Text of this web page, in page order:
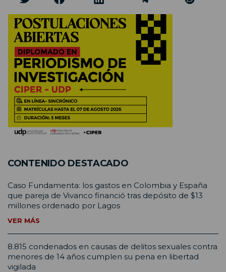
CONTENIDO DESTACADO
Caso Fundamenta: los gastos en Colombia y España
que pareja de Vivanco financió tras depósito de $13
millones ordenado por Lagos
VER MÁS
8.815 condenados en causas de delitos sexuales contra
menores de 14 años cumplen su pena en libertad
vigilada